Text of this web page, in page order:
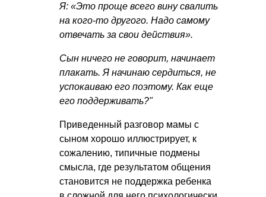
Я: «Это проще всего вину свалить
на кого-то другого. Надо самому
отвечать за свои действия».
Сын ничего не говорит, начинает
плакать. Я начинаю сердиться, не
успокаиваю его поэтому. Как еще
его поддерживать?"
Приведенный разговор мамы с
сыном хорошо иллюстрирует, к
сожалению, типичные подмены
смысла, где результатом общения
становится не поддержка ребенка